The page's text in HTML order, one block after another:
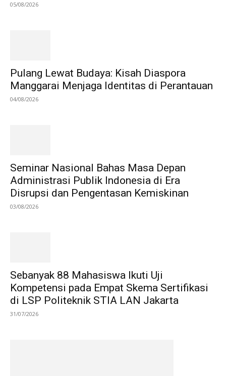
05/08/2026
Pulang Lewat Budaya: Kisah Diaspora
Manggarai Menjaga Identitas di Perantauan
04/08/2026
Seminar Nasional Bahas Masa Depan
Administrasi Publik Indonesia di Era
Disrupsi dan Pengentasan Kemiskinan
03/08/2026
Sebanyak 88 Mahasiswa Ikuti Uji
Kompetensi pada Empat Skema Sertifikasi
di LSP Politeknik STIA LAN Jakarta
31/07/2026